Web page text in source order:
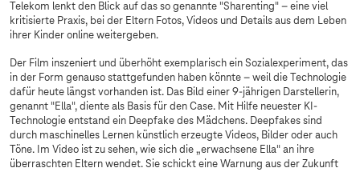
Telekom lenkt den Blick auf das so genannte "Sharenting" – eine viel
kritisierte Praxis, bei der Eltern Fotos, Videos und Details aus dem Leben
ihrer Kinder online weitergeben.
Der Film inszeniert und überhöht exemplarisch ein Sozialexperiment, das
in der Form genauso stattgefunden haben könnte – weil die Technologie
dafür heute längst vorhanden ist. Das Bild einer 9-jährigen Darstellerin,
genannt "Ella", diente als Basis für den Case. Mit Hilfe neuester KI-
Technologie entstand ein Deepfake des Mädchens. Deepfakes sind
durch maschinelles Lernen künstlich erzeugte Videos, Bilder oder auch
Töne. Im Video ist zu sehen, wie sich die „erwachsene Ella" an ihre
überraschten Eltern wendet. Sie schickt eine Warnung aus der Zukunft